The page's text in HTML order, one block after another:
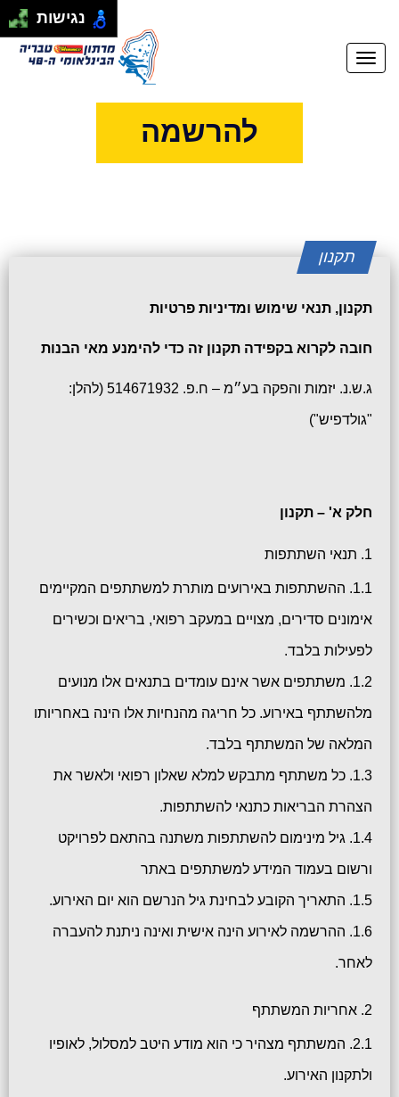
התחבר | הרשם
להרשמה
תקנון
תקנון, תנאי שימוש ומדיניות פרטיות
חובה לקרוא בקפידה תקנון זה כדי להימנע מאי הבנות
ג.ש.נ. יזמות והפקה בע״מ – ח.פ. 514671932 (להלן:
"גולדפיש")
חלק א' – תקנון
1. תנאי השתתפות
1.1. ההשתתפות באירועים מותרת למשתתפים המקיימים
אימונים סדירים, מצויים במעקב רפואי, בריאים וכשירים
לפעילות בלבד.
1.2. משתתפים אשר אינם עומדים בתנאים אלו מנועים
מלהשתתף באירוע. כל חריגה מהנחיות אלו הינה באחריותו
המלאה של המשתתף בלבד.
1.3. כל משתתף מתבקש למלא שאלון רפואי ולאשר את
הצהרת הבריאות כתנאי להשתתפות.
1.4. גיל מינימום להשתתפות משתנה בהתאם לפרויקט
ורשום בעמוד המידע למשתתפים באתר
1.5. התאריך הקובע לבחינת גיל הנרשם הוא יום האירוע.
1.6. ההרשמה לאירוע הינה אישית ואינה ניתנת להעברה
לאחר.
2. אחריות המשתתף
2.1. המשתתף מצהיר כי הוא מודע היטב למסלול, לאופיו
ולתקנון האירוע.
נגישות